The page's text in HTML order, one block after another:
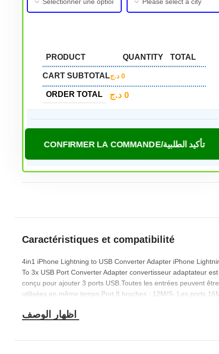
PRODUCT QUANTITY TOTAL
CART SUBTOTAL 0 د.ج
ORDER TOTAL 0 د.ج
CONFIRMER LA COMMANDE/تأكيد الطلبية
Caractéristiques et compatibilité
4in1 iPhone Lightning to USB Converter Adapter iPhone
To 3x USB Port Converter Adapter convertisseur adaptateur est
conçu pour ajouter 3 ports USB.Toutes les entrées peuvent être
utilisées en même temps.Port 8 broches : 12M/S- Les ports
clavier, le disque U et d’autres périphériques.Courant de charge